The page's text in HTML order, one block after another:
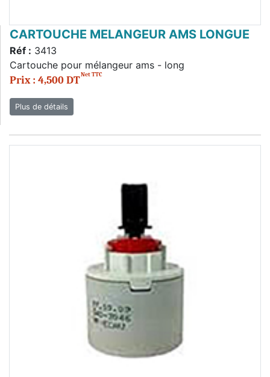
CARTOUCHE MELANGEUR AMS LONGUE
Réf : 3413
Cartouche pour mélangeur ams - long
Prix : 4,500 DTNet TTC
Plus de détails